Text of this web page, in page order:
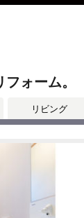
ォーム。
リビング